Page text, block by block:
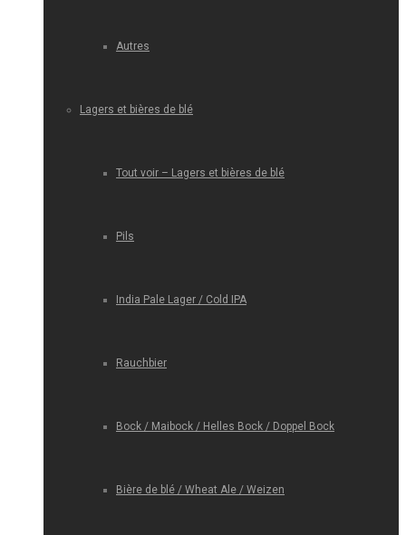
Autres
Lagers et bières de blé
Tout voir – Lagers et bières de blé
Pils
India Pale Lager / Cold IPA
Rauchbier
Bock / Maibock / Helles Bock / Doppel Bock
Bière de blé / Wheat Ale / Weizen